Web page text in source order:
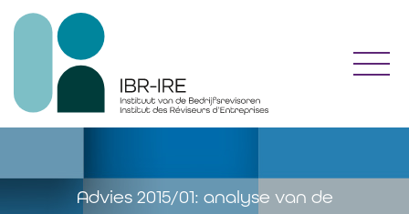
Advies 2015/01: analyse van de